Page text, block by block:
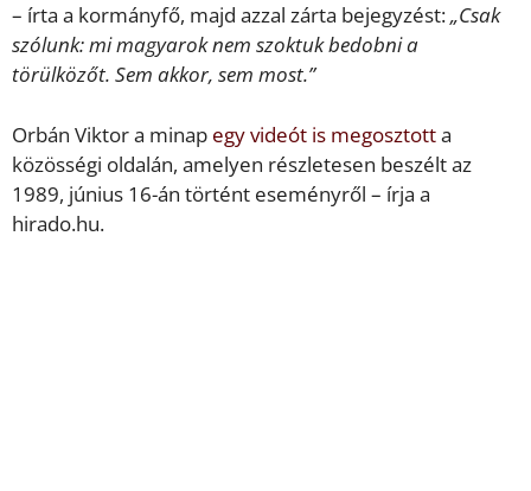
– írta a kormányfő, majd azzal zárta bejegyzést:„Csak
szólunk: mi magyarok nem szoktuk bedobni a
törülközőt. Sem akkor, sem most.”
Orbán Viktor a minap egy videót is megosztotta
közösségi oldalán, amelyen részletesen beszélt az
1989, június 16-án történt eseményről – írja a
hirado.hu.